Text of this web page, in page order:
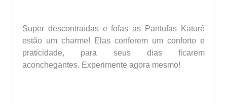
Super descontraídas e fofas as Pantufas Katurê
estão um charme! Elas conferem um conforto e
praticidade, para seus dias ficarem
aconchegantes. Experimente agora mesmo!